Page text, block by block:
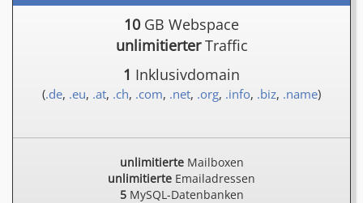
10 GB Webspace
unlimitierterTraffic
1 Inklusivdomain
(.de, .eu, .at, .ch, .com, .net, .org, .info, .biz, .name)
unlimitierteMailboxen
unlimitierte Emailadressen
5MySQL-Datenbanken